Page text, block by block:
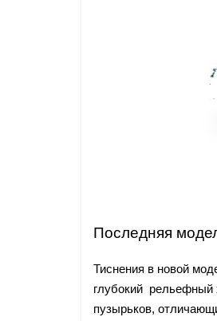
Последняя
Тиснения в новой
глубокий рельефный
пузырьков,